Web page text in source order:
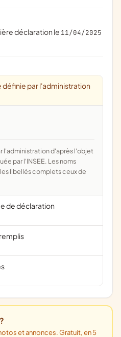
déclaration le 11/04/2025
par l'administration
par l'INSEE. Les noms
libellés complets ceux de
de déclaration